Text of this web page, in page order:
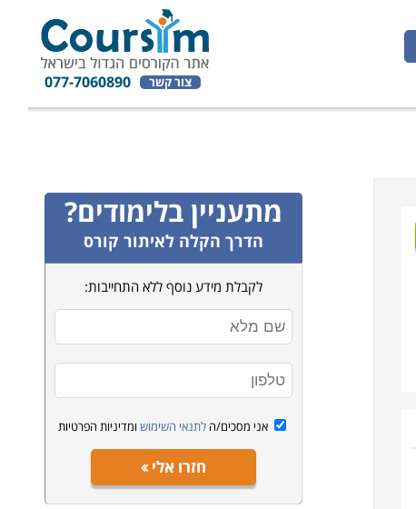
צור קשר 077-7060890
מתעניין בלימודים?
הדרך הקלה לאיתור קורס
לקבלת מידע נוסף ללא התחייבות:
אני מסכים/הלתנאי השימוש ומדיניות הפרטיות
חזרו אלי